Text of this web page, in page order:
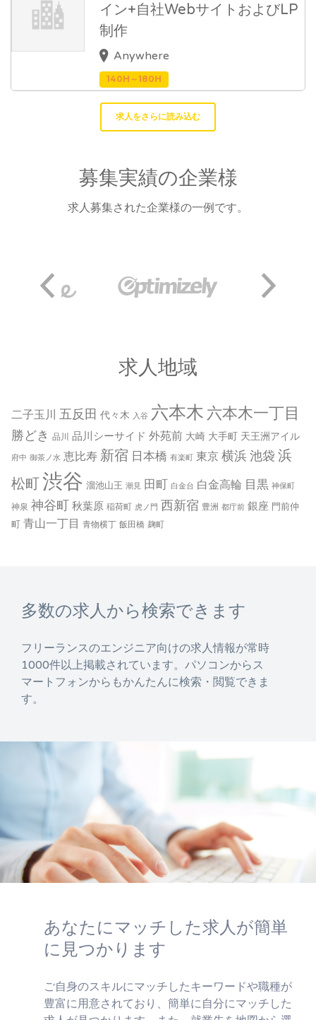
イン+自社WebサイトおよびLP
制作
Anywhere
140H～180H
求人をさらに読み込む
募集実績の企業様
求人募集された企業様の一例です。
求人地域
二子玉川 五反田 代々木 入谷 六本木 六本木一丁目
勝どき 品川 品川シーサイド 外苑前 大崎 大手町 天王洲アイル
府中 御茶ノ水 恵比寿 新宿 日本橋 有楽町 東京 横浜池袋 浜
松町渋谷 溜池山王 潮見 田町 白金台 白金高輪 目黒 神保町
神泉 神谷町 秋葉原 稲荷町 虎ノ門 西新宿 豊洲 都庁前 銀座 門前仲
町 青山一丁目 青物横丁 飯田橋 麹町
多数の求人から検索できます
フリーランスのエンジニア向けの求人情報が常時
1000件以上掲載されています。パソコンからス
マートフォンからもかんたんに検索・閲覧できま
す。
あなたにマッチした求人が簡単
に見つかります
ご自身のスキルにマッチしたキーワードや職種が
豊富に用意されており、簡単に自分にマッチした